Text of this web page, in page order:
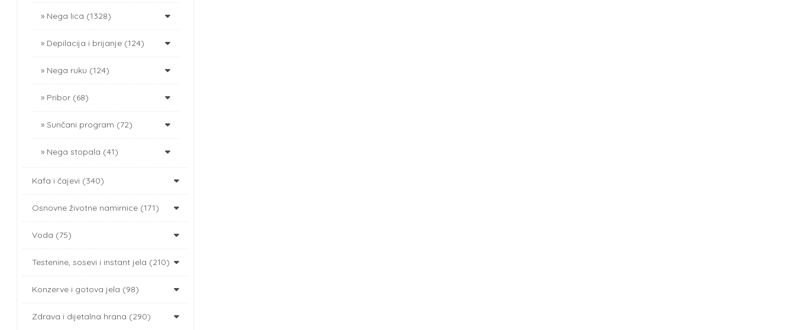
Nega lica (1328)
Depilacija i brijanje (124)
Nega ruku (124)
Pribor (68)
Sunčani program (72)
Nega stopala (41)
Kafa i čajevi (340)
Osnovne životne namirnice (171)
Voda (75)
Testenine, sosevi i instant jela (210)
Konzerve i gotova jela (98)
Zdrava i dijetalna hrana (290)